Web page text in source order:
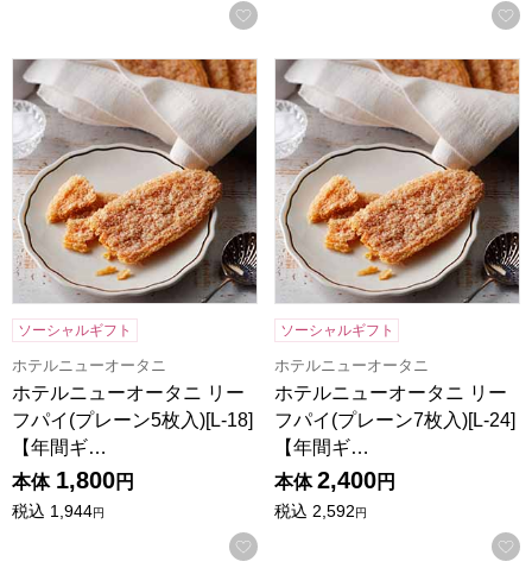
お気に入りに登録する
ホテルニューオータニ リーフパイ(プレーン5枚入)[L-18]【年
ソーシャルギフト
ホテルニューオータニ
ホテルニューオータニ リー
フパイ(プレーン5枚入)[L-18]
【年間ギ…
本体 1,800円
税込 1,944円
お気に入りに登録する
ホテルニューオータニ リー
ソーシャルギフト
ホテルニューオータニ
ホテルニューオータニ リー
フパイ(プレーン7枚入)[L-24]
【年間ギ…
本体 2,400円
税込 2,592円